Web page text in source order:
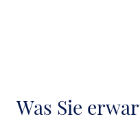
Was Sie